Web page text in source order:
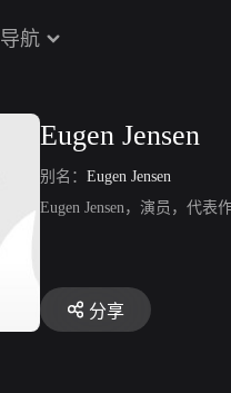
导航
Eugen Jensen
别名： Eugen Jensen
Eugen Jensen，演员，代表
分享